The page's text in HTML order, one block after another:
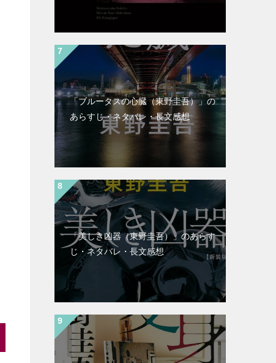
「ブルータスの心臓（東野圭吾）」の
あらすじ・ネタバレ・長文感想
「美しき凶器（東野圭吾）」のあらす
じ・ネタバレ・長文感想